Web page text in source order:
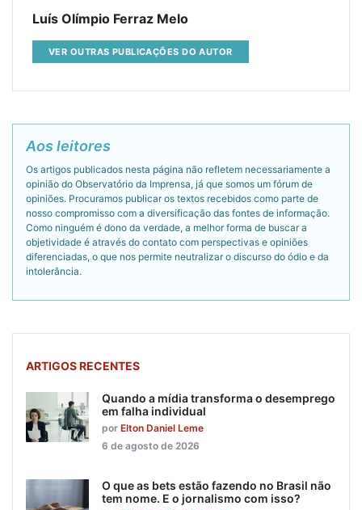
Luís Olímpio Ferraz Melo
VER OUTRAS PUBLICAÇÕES DO AUTOR
Aos leitores
Os artigos publicados nesta página não refletem necessariamente a
opinião do Observatório da Imprensa, já que somos um fórum de
opiniões. Procuramos publicar os textos recebidos como parte de
nosso compromisso com a diversificação das fontes de informação.
Como ninguém é dono da verdade, a melhor forma de buscar a
objetividade é através do contato com perspectivas e opiniões
diferenciadas, o que nos permite neutralizar o discurso do ódio e da
intolerância.
ARTIGOS RECENTES
Quando a mídia transforma o desemprego
em falha individual
por Elton Daniel Leme
6 de agosto de 2026
O que as bets estão fazendo no Brasil não
tem nome. E o jornalismo com isso?